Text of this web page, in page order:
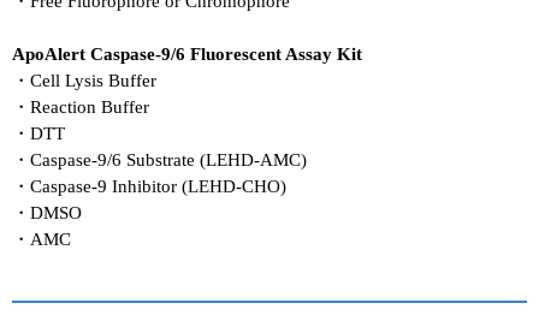
ApoAlert Caspase-9/6 Fluorescent Assay Kit
・Cell Lysis Buffer
・Reaction Buffer
・DTT
・Caspase-9/6 Substrate (LEHD-AMC)
・Caspase-9 Inhibitor (LEHD-CHO)
・DMSO
・AMC